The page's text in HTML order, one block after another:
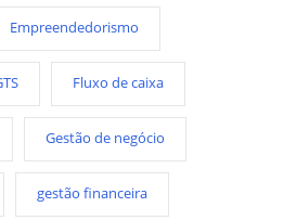
Empreendedorismo
Fluxo de caixa
Gestão de negócio
gestão financeira